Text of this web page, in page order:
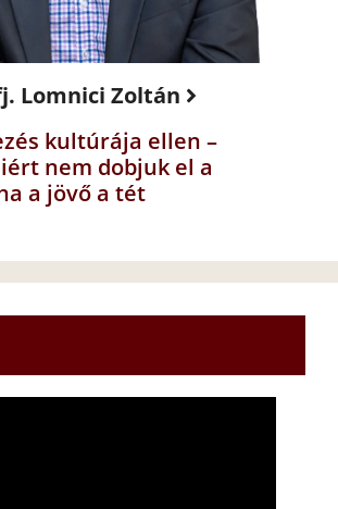
Lomnici Zoltán
kultúrája ellen –
nem dobjuk el a
a jövő a tét